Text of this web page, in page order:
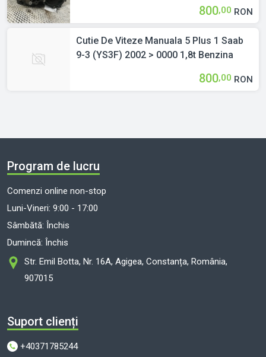
800,00 RON
Cutie De Viteze Manuala 5 Plus 1 Saab
9-3 (YS3F) 2002 > 0000 1,8t Benzina
800,00 RON
Program de lucru
Comenzi online non-stop
Luni-Vineri: 9:00 - 17:00
Sâmbătă: Închis
Dumincă: Închis
Str. Emil Botta, Nr. 16A, Agigea, Constanța, România,
907015
Suport clienți
+40371785244